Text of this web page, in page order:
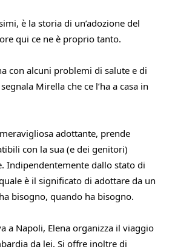
è la storia di un’adozione del
qui ce ne è proprio tanto.
con alcuni problemi di salute e di
Mirella che ce l’ha a casa in
adottante, prende
con la sua (e dei genitori)
Indipendentemente dallo stato di
è il significato di adottare da un
bisogno, quando ha bisogno.
a Napoli, Elena organizza il viaggio
da lei. Si offre inoltre di